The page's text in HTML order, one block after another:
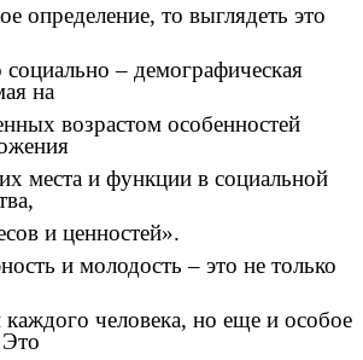
определение, то выглядеть это
– демографическая
на
возрастом особенностей
места и функции в социальной
и ценностей».
и молодость – это не только
человека, но еще и особое